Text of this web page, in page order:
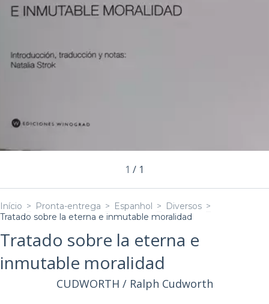
1 / 1
Início > Pronta-entrega > Espanhol > Diversos >
Tratado sobre la eterna e inmutable moralidad
Tratado sobre la eterna e
inmutable moralidad
CUDWORTH / Ralph Cudworth